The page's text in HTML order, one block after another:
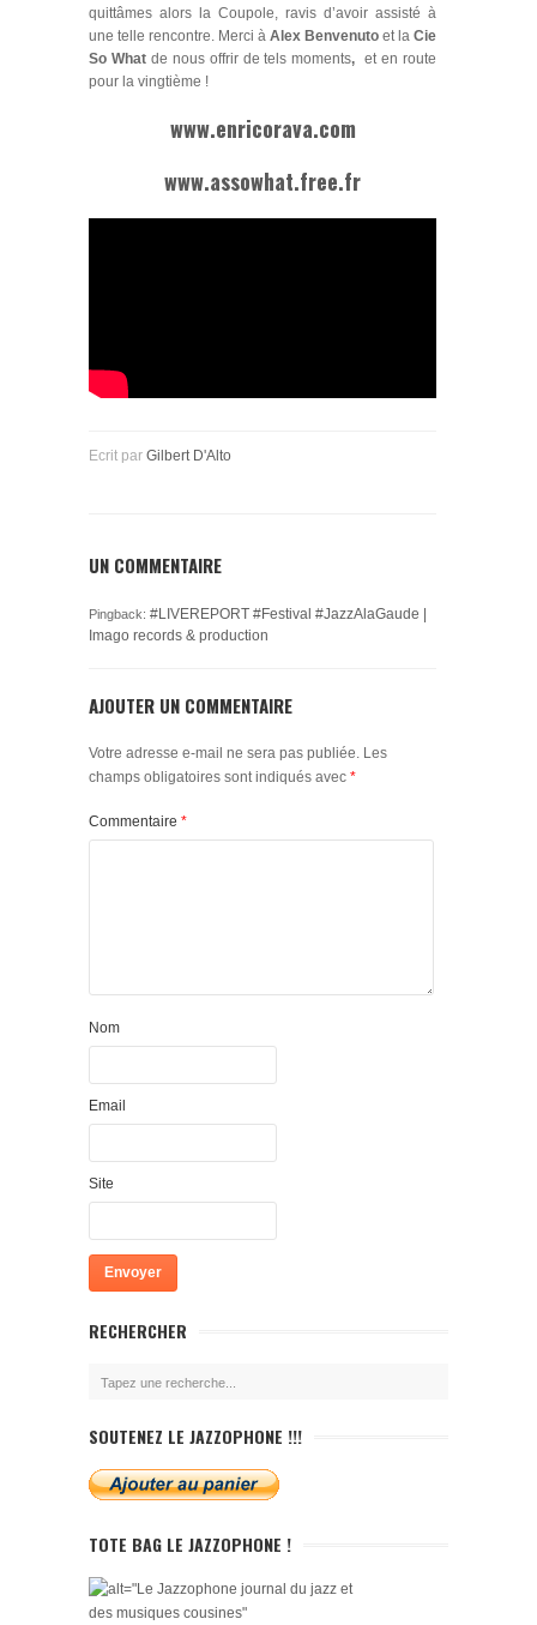
quittâmes alors la Coupole, ravis d’avoir assisté à
une telle rencontre. Merci à Alex Benvenuto et la Cie
So What de nous offrir de tels moments, et en route
pour la vingtième !
www.enricorava.com
www.assowhat.free.fr
Ecrit par Gilbert D'Alto
UN COMMENTAIRE
Pingback: #LIVEREPORT #‎Festival‬ ‪#‎JazzAlaGaude‬ |
Imago records & production
AJOUTER UN COMMENTAIRE
Votre adresse e-mail ne sera pas publiée. Les
champs obligatoires sont indiqués avec *
Commentaire *
Nom
Email
Site
RECHERCHER
SOUTENEZ LE JAZZOPHONE !!!
TOTE BAG LE JAZZOPHONE !